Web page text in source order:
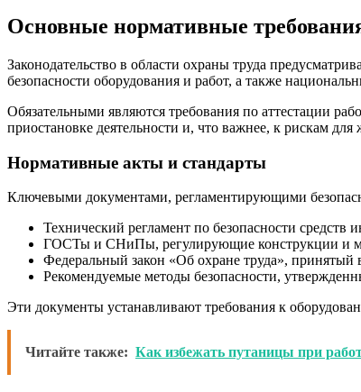
Основные нормативные
Законодательство в области охраны труда
безопасности оборудования и работ, а также
Обязательными являются требования по аттестации
приостановке деятельности и, что важнее, к рискам для
Нормативные акты и стандарты
Ключевыми документами, регламентирующими
Технический регламент по безопасности
ГОСТы и СНиПы, регулирующие конструкции и
Федеральный закон «Об охране труда», принятый
Рекомендуемые методы безопасности,
Эти документы устанавливают требования к
Читайте также: Как избежать путаницы при